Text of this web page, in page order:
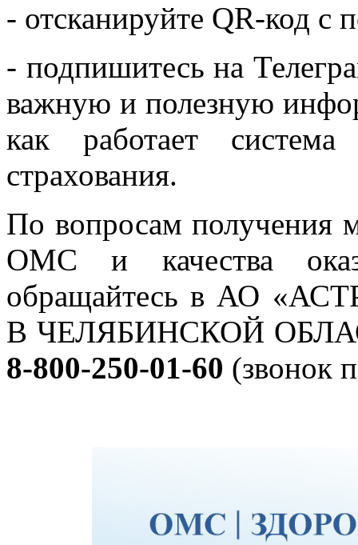
- отсканируйте QR-код
- подпишитесь на
важную и полезную
как работает система
страхования.
По вопросам получения
ОМС и качества
обращайтесь в АО
В ЧЕЛЯБИНСКОЙ
8-800-250-01-60 (звонок